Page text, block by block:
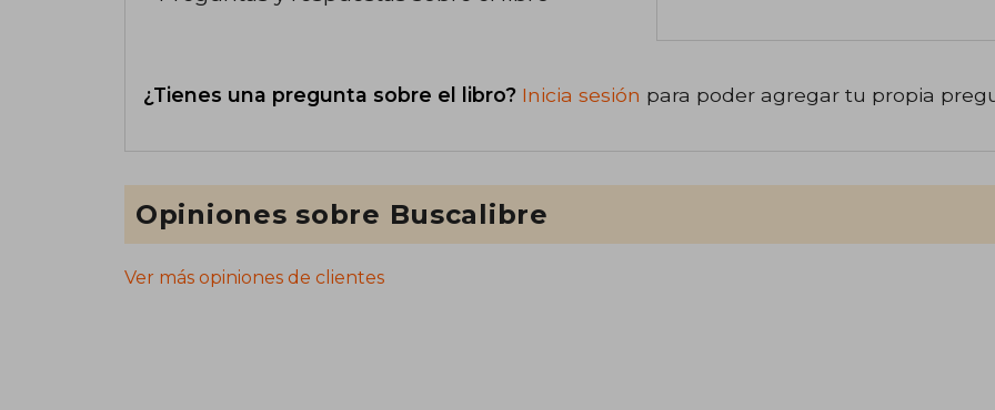
¿Tienes una pregunta sobre el libro? Inicia sesión para poder agregar tu propia
Opiniones sobre Buscalibre
Ver más opiniones de clientes